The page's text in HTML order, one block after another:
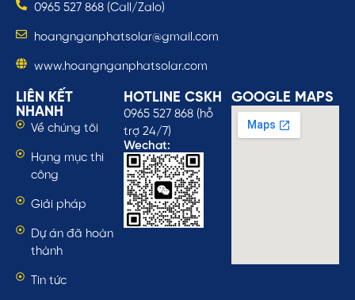
0965 527 868 (Call/Zalo)
hoangnganphatsolar@gmail.com
www.hoangnganphatsolar.com
LIÊN KẾT
NHANH
Về chúng tôi
Hạng mục thi
công
Giải pháp
Dự án đã hoàn
thành
Tin tức
HOTLINE CSKH
0965 527 868 (hỗ
trợ 24/7)
Wechat:
GOOGLE MAPS